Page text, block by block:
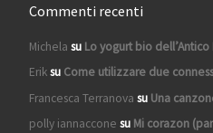
Commenti recenti
Michela su Lo yogurt bio
Eriksu Come utilizzare due
Francesca Terranova su Una
polly iannaccone su Mi corazon